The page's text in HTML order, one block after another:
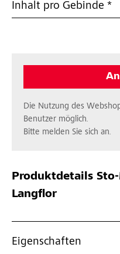
Inhalt pro Gebinde *
Die Nutzung des
Benutzer möglich.
Bitte melden Sie sich an.
Produktdetails
Langflor
Eigenschaften